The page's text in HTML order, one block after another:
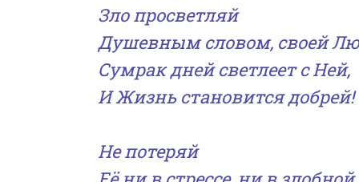
Зло просветляй
Душевным словом, своей
Сумрак дней светлеет с Ней,
И Жизнь становится добрей!
Не потеряй